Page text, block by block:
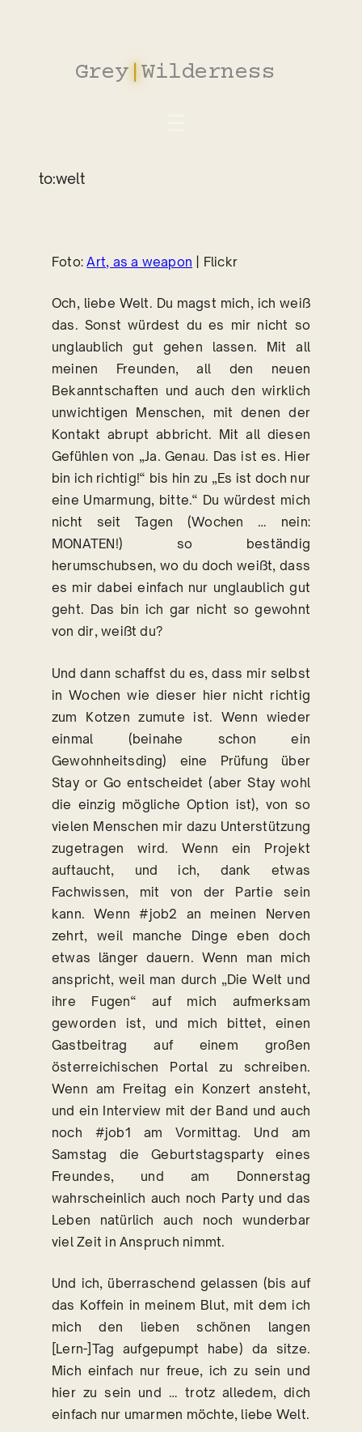
Grey|Wilderness
to:welt
Foto:Art, as a weapon | Flickr
Och, liebe Welt. Du magst mich, ich weiß
das. Sonst würdest du es mir nicht so
unglaublich gut gehen lassen. Mit all
meinen Freunden, all den neuen
Bekanntschaften und auch den wirklich
unwichtigen Menschen, mit denen der
Kontakt abrupt abbricht. Mit all diesen
Gefühlen von „Ja. Genau. Das ist es. Hier
bin ich richtig!“ bis hin zu „Es ist doch nur
eine Umarmung, bitte.“ Du würdest mich
nicht seit Tagen (Wochen … nein:
MONATEN!) so beständig
herumschubsen, wo du doch weißt, dass
es mir dabei einfach nur unglaublich gut
geht. Das bin ich gar nicht so gewohnt
von dir, weißt du?
Und dann schaffst du es, dass mir selbst
in Wochen wie dieser hier nicht richtig
zum Kotzen zumute ist. Wenn wieder
einmal (beinahe schon ein
Gewohnheitsding) eine Prüfung über
Stay or Go entscheidet (aber Stay wohl
die einzig mögliche Option ist), von so
vielen Menschen mir dazu Unterstützung
zugetragen wird. Wenn ein Projekt
auftaucht, und ich, dank etwas
Fachwissen, mit von der Partie sein
kann. Wenn #job2 an meinen Nerven
zehrt, weil manche Dinge eben doch
etwas länger dauern. Wenn man mich
anspricht, weil man durch „Die Welt und
ihre Fugen“ auf mich aufmerksam
geworden ist, und mich bittet, einen
Gastbeitrag auf einem großen
österreichischen Portal zu schreiben.
Wenn am Freitag ein Konzert ansteht,
und ein Interview mit der Band und auch
noch #job1 am Vormittag. Und am
Samstag die Geburtstagsparty eines
Freundes, und am Donnerstag
wahrscheinlich auch noch Party und das
Leben natürlich auch noch wunderbar
viel Zeit in Anspruch nimmt.
Und ich, überraschend gelassen (bis auf
das Koffein in meinem Blut, mit dem ich
mich den lieben schönen langen
[Lern-]Tag aufgepumpt habe) da sitze.
Mich einfach nur freue, ich zu sein und
hier zu sein und … trotz alledem, dich
einfach nur umarmen möchte, liebe Welt.